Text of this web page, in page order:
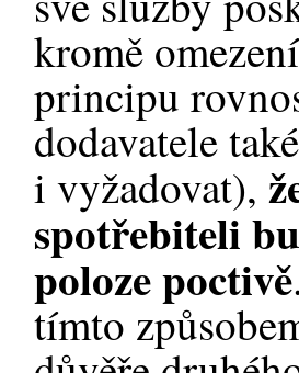
kromě
principu
dodavatele
i vyžadovat),
spotřebiteli
poloze poctivě
tímto